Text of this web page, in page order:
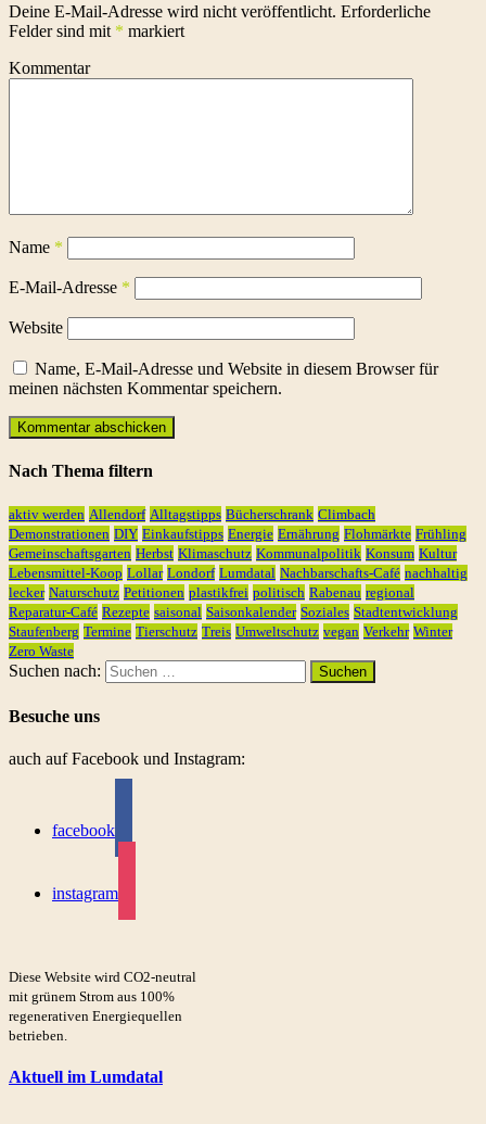
Deine E-Mail-Adresse wird nicht veröffentlicht. Erforderliche
Felder sind mit * markiert
Kommentar
Name *
E-Mail-Adresse *
Website
Name, E-Mail-Adresse und Website in diesem Browser für
meinen nächsten Kommentar speichern.
Nach Thema filtern
aktiv werden Allendorf Alltagstipps Bücherschrank Climbach
Demonstrationen DIY Einkaufstipps Energie Ernährung Flohmärkte Frühling
Gemeinschaftsgarten Herbst Klimaschutz Kommunalpolitik Konsum Kultur
Lebensmittel-Koop Lollar Londorf Lumdatal Nachbarschafts-Café nachhaltig
lecker Naturschutz Petitionen plastikfrei politisch Rabenau regional
Reparatur-Café Rezepte saisonal Saisonkalender Soziales Stadtentwicklung
Staufenberg Termine Tierschutz Treis Umweltschutz vegan Verkehr Winter
Zero Waste
Suchen nach:
Besuche uns
auch auf Facebook und Instagram:
facebook
instagram
Diese Website wird CO2-neutral
mit grünem Strom aus 100%
regenerativen Energiequellen
betrieben.
Aktuell im Lumdatal